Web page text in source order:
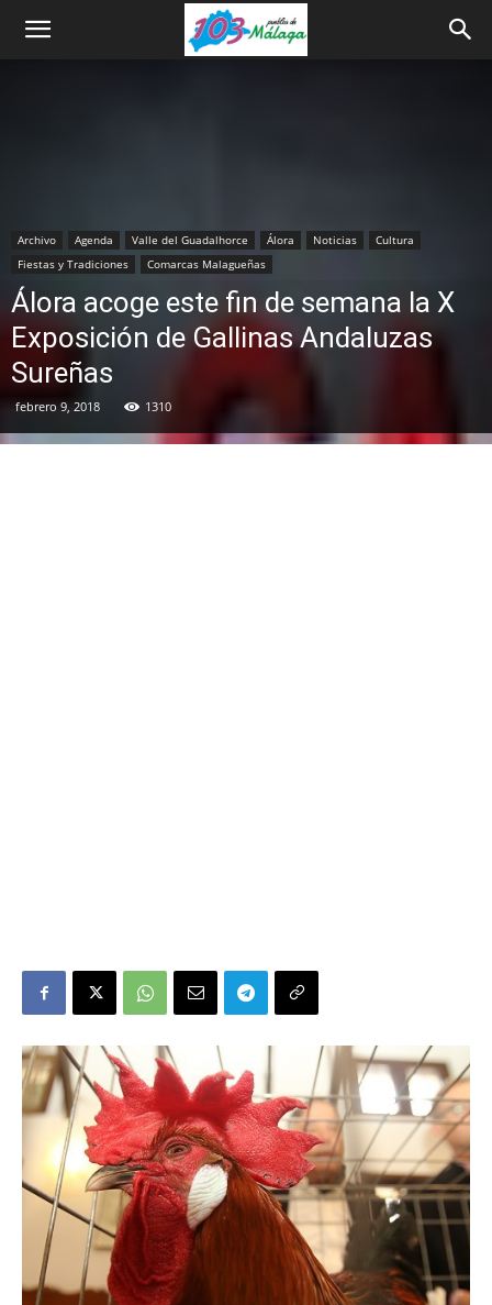
Archivo Agenda Valle del Guadalhorce Álora Noticias
Cultura
Fiestas y Tradiciones
Comarcas Malagueñas
Álora acoge este fin de semana la X
Exposición de Gallinas Andaluzas
Sureñas
febrero 9, 2018 1310